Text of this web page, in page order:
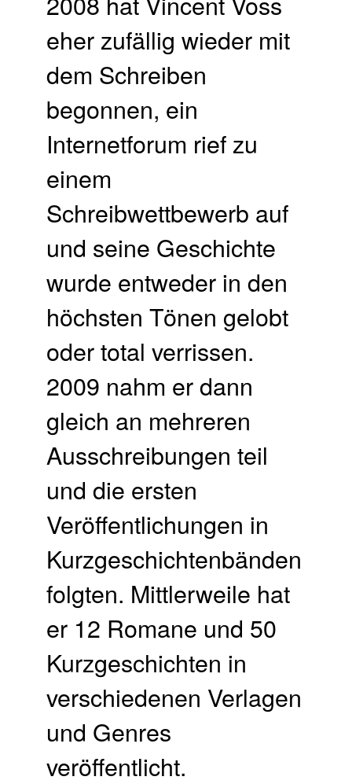
eher zufällig wieder mit
dem Schreiben
begonnen, ein
Internetforum rief zu
einem
Schreibwettbewerb auf
und seine Geschichte
wurde entweder in den
höchsten Tönen gelobt
oder total verrissen.
2009 nahm er dann
gleich an mehreren
Ausschreibungen teil
und die ersten
Veröffentlichungen in
Kurzgeschichtenbänden
folgten. Mittlerweile hat
er 12 Romane und 50
Kurzgeschichten in
verschiedenen Verlagen
und Genres
veröffentlicht.